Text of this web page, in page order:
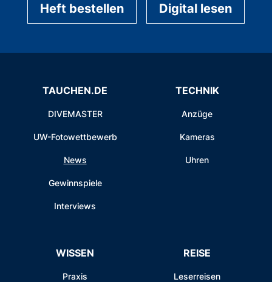
Heft bestellen Digital lesen
TAUCHEN.DE
DIVEMASTER
UW-Fotowettbewerb
News
Gewinnspiele
Interviews
TECHNIK
Anzüge
Kameras
Uhren
WISSEN
Praxis
REISE
Leserreisen